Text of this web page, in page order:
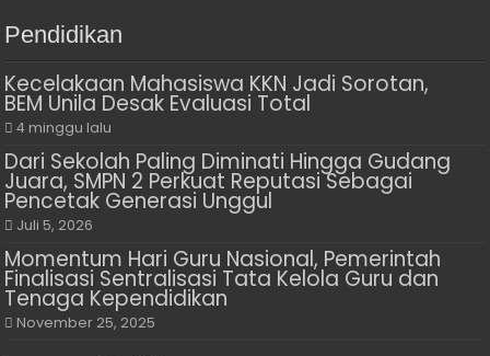
Pendidikan
Kecelakaan Mahasiswa KKN Jadi Sorotan,
BEM Unila Desak Evaluasi Total
4 minggu lalu
Dari Sekolah Paling Diminati Hingga Gudang
Juara, SMPN 2 Perkuat Reputasi Sebagai
Pencetak Generasi Unggul
Juli 5, 2026
Momentum Hari Guru Nasional, Pemerintah
Finalisasi Sentralisasi Tata Kelola Guru dan
Tenaga Kependidikan
November 25, 2025